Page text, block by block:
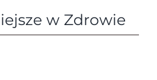
w Zdrowie